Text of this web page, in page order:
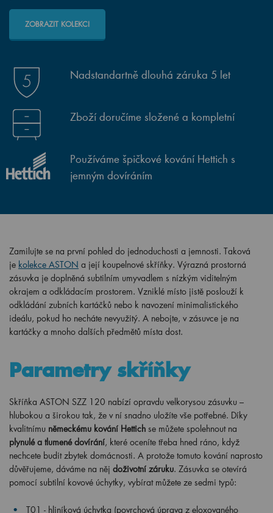
ZOBRAZIT KOLEKCI
Nadstandartně dlouhá záruka 5 let
Zboží doručíme složené a kompletní
Používáme špičkové kování Hettich s
jemným dovíráním
Zamilujte se na první pohled do jednoduchosti a jemnosti. Taková
je kolekce ASTON a její koupelnové skříňky. Výrazná prostorná
zásuvka je doplněná subtilním umyvadlem s nízkým viditelným
okrajem a odkládacím prostorem. Vzniklé místo jistě poslouží k
odkládání zubních kartáčků nebo k navození minimalistického
ideálu, pokud ho necháte nevyužitý. A nebojte, v zásuvce je na
kartáčky a mnoho dalších předmětů místa dost.
Parametry skříňky
Skříňka ASTON SZZ 120 nabízí opravdu velkorysou zásuvku –
hlubokou a širokou tak, že v ní snadno uložíte vše potřebné. Díky
kvalitnímu německému kování Hettich se můžete spolehnout na
plynulé a tlumené dovírání, které oceníte třeba hned ráno, když
nechcete budit zbytek domácnosti. A protože tomuto kování naprosto
důvěřujeme, dáváme na něj doživotní záruku. Zásuvka se otevírá
pomocí subtilní kovové úchytky, vybírat můžete ze sedmi typů:
T01 - hliníková úchytka (povrchová úprava z eloxovaného